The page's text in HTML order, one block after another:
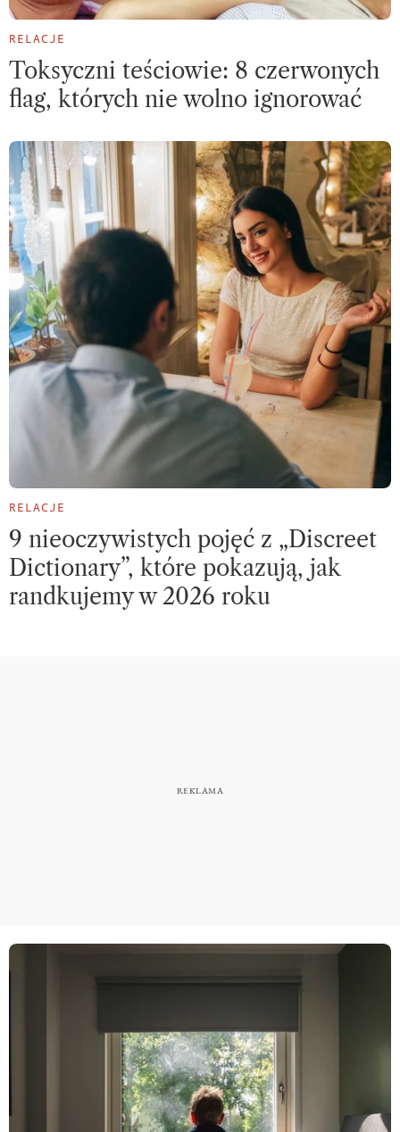
RELACJE
Toksyczni teściowie: 8 czerwonych
flag, których nie wolno ignorować
RELACJE
9 nieoczywistych pojęć z „Discreet
Dictionary”, które pokazują, jak
randkujemy w 2026 roku